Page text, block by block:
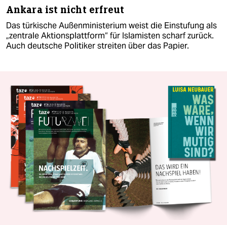
Ankara ist nicht erfreut
Das türkische Außenministerium weist die Einstufung als
„zentrale Aktionsplattform“ für Islamisten scharf zurück.
Auch deutsche Politiker streiten über das Papier.